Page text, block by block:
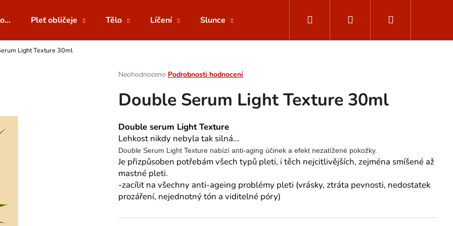
Pleť obličeje Tělo Líčení Slunce Parfemované vody Muži - ClarinsMen
Hledat PřihlášeníNákupní
Light Texture 30ml
Průměrné
produktu
je
z
5
hvězdiček.
Neohodnoceno Podrobnosti hodnocení
Double Serum Light Texture 30ml
Double serum Light Texture
Lehkost nikdy nebyla tak silná...
Double Serum Light Texture nabízí anti-aging účinek a efekt nezatížené pokožky.
Je přizpůsoben potřebám všech typů pleti, i těch nejcitlivějších, zejména smíšené až
mastné pleti.
-zacílit na všechny anti-ageing problémy pleti (vrásky, ztráta pevnosti, nedostatek
prozáření, nejednotný tón a viditelné póry)
Co potřebujete najít?
HLEDAT